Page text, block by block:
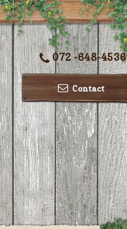
072 -648-4536
Contact